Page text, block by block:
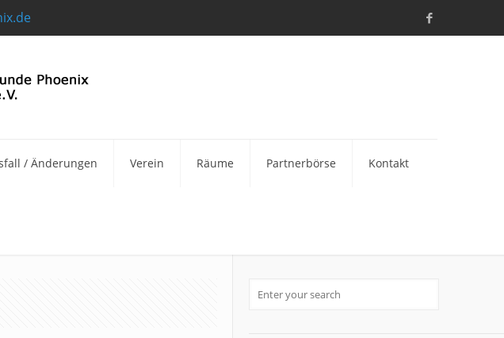
/ Änderungen Verein Räume Partnerbörse Kontakt